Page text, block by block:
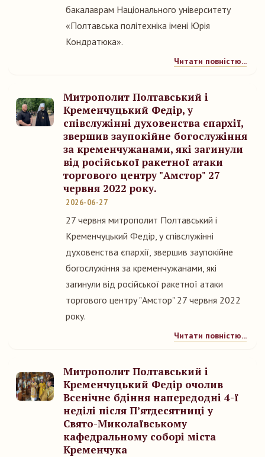
бакалаврам Національного університету
«Полтавська політехніка імені Юрія
Кондратюка».
Читати повністю...
Митрополит Полтавський і
Кременчуцький Федір, у
співслужінні духовенства єпархії,
звершив заупокійне богослужіння
за кременчужанами, які загинули
від російської ракетної атаки
торгового центру "Амстор" 27
червня 2022 року.
2026-06-27
27 червня митрополит Полтавський і
Кременчуцький Федір, у співслужінні
духовенства єпархії, звершив заупокійне
богослужіння за кременчужанами, які
загинули від російської ракетної атаки
торгового центру "Амстор" 27 червня 2022
року.
Читати повністю...
Митрополит Полтавський і
Кременчуцький Федір очолив
Всенічне бдіння напередодні 4-ї
неділі після П’ятдесятниці у
Свято-Миколаївському
кафедральному соборі міста
Кременчука